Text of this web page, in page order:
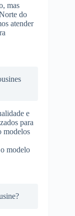
mas
do
atender
e
para
modelos
modelo